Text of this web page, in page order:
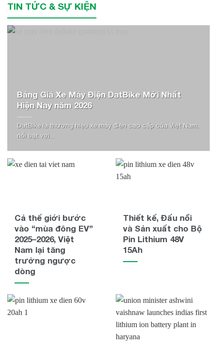
TIN TỨC & SỰ KIỆN
Bảng Giá Xe Máy Điện DatBike Mới Nhất
Hiện Nay năm 2026
DatBike là thương hiệu xe máy điện cao cấp của Việt Nam,
nổi bật với...
Cả thế giới bước
vào “mùa đông EV”
2025–2026, Việt
Nam lại tăng
trưởng ngược
dòng
Thiết kế, Đấu nối
và Sản xuất cho Bộ
Pin Lithium 48V
15Ah